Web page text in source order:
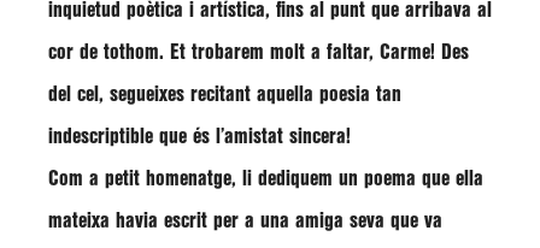
inquietud poètica i artística, fins al punt que arribava al
cor de tothom. Et trobarem molt a faltar, Carme! Des
del cel, segueixes recitant aquella poesia tan
indescriptible que és l’amistat sincera!
Com a petit homenatge, li dediquem un poema que ella
mateixa havia escrit per a una amiga seva que va